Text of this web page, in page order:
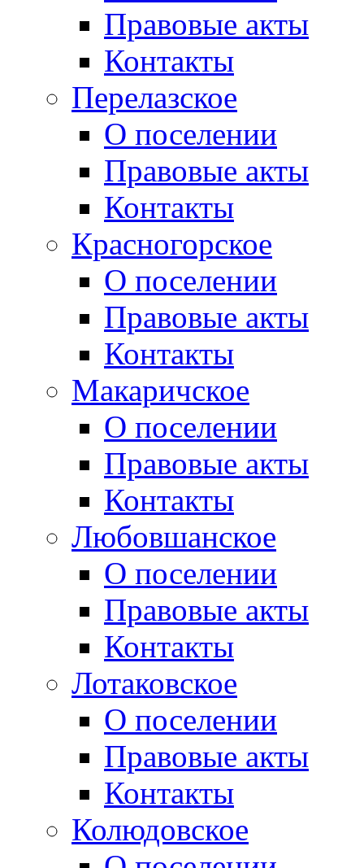
Правовые акты
Контакты
Перелазское
О поселении
Правовые акты
Контакты
Красногорское
О поселении
Правовые акты
Контакты
Макаричское
О поселении
Правовые акты
Контакты
Любовшанское
О поселении
Правовые акты
Контакты
Лотаковское
О поселении
Правовые акты
Контакты
Колюдовское